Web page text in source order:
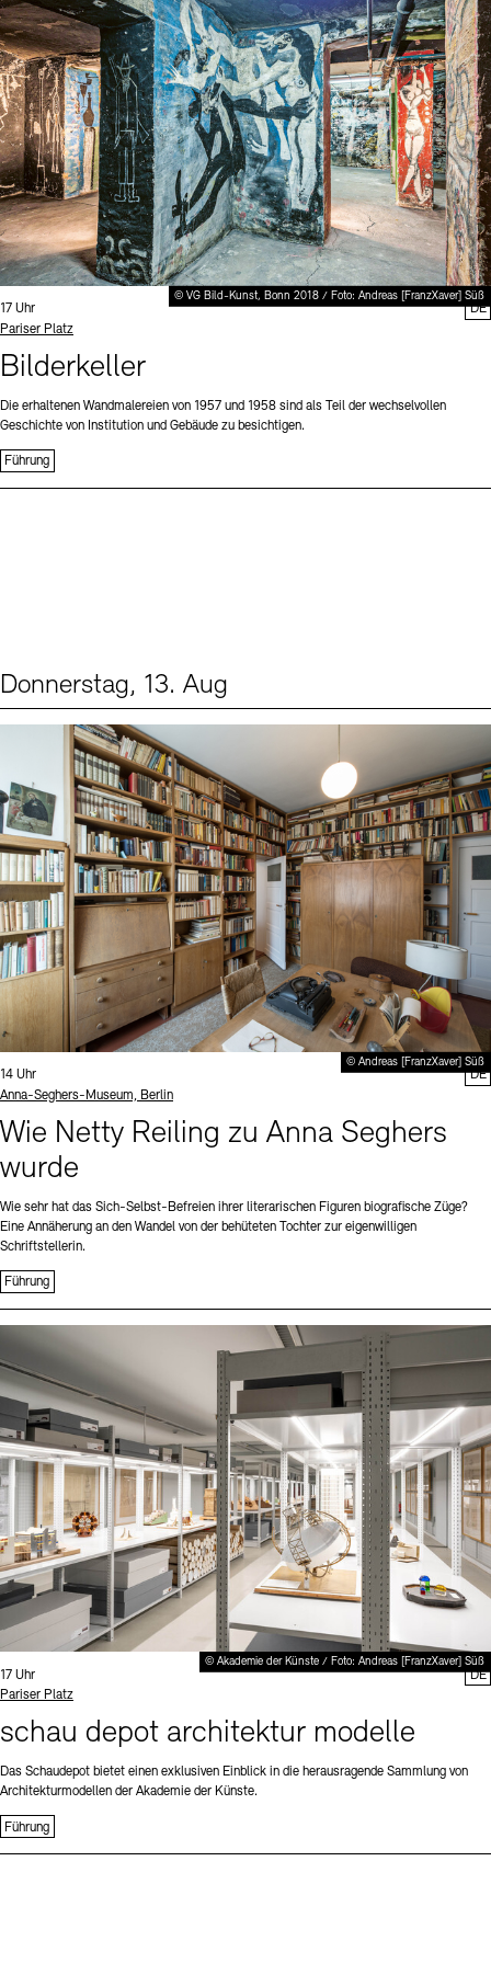
Stellenangebote Newsletter Presse
Nachhaltigkeit Kontakt
Digitale Sammlungen Exil-Archive
© VG Bild-Kunst, Bonn 2018 / Foto: Andreas [FranzXaver] Süß
Uhrzeit:
17 Uhr
Standort
Pariser Platz
Bilderkeller
Die erhaltenen Wandmalereien von 1957 und 1958 sind als Teil der wechselvollen
Geschichte von Institution und Gebäude zu besichtigen.
Führung
DE
Donnerstag, 13. Aug
© Andreas [FranzXaver] Süß
Uhrzeit:
14 Uhr
Standort
Anna-Seghers-Museum, Berlin
Wie Netty Reiling zu Anna Seghers
wurde
Wie sehr hat das Sich-Selbst-Befreien ihrer literarischen Figuren biografische Züge?
Eine Annäherung an den Wandel von der behüteten Tochter zur eigenwilligen
Schriftstellerin.
Führung
DE
© Akademie der Künste / Foto: Andreas [FranzXaver] Süß
Uhrzeit:
17 Uhr
Standort
Pariser Platz
schau depot architektur modelle
Das Schaudepot bietet einen exklusiven Einblick in die herausragende Sammlung von
Architekturmodellen der Akademie der Künste.
Führung
DE